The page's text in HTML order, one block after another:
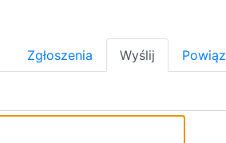
Zgłoszenia Wyślij